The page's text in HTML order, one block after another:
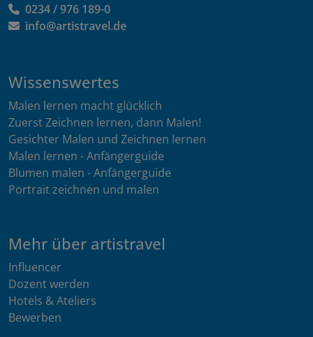
0234 / 976 189-0
info@artistravel.de
Wissenswertes
Malen lernen macht glücklich
Zuerst Zeichnen lernen, dann Malen!
Gesichter Malen und Zeichnen lernen
Malen lernen - Anfängerguide
Blumen malen - Anfängerguide
Portrait zeichnen und malen
Mehr über artistravel
Influencer
Dozent werden
Hotels & Ateliers
Bewerben